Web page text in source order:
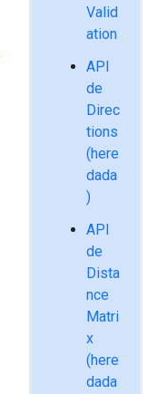
Valid
ation
API
de
Direc
tions
(here
dada
)
API
de
Dista
nce
Matri
x
(here
dada